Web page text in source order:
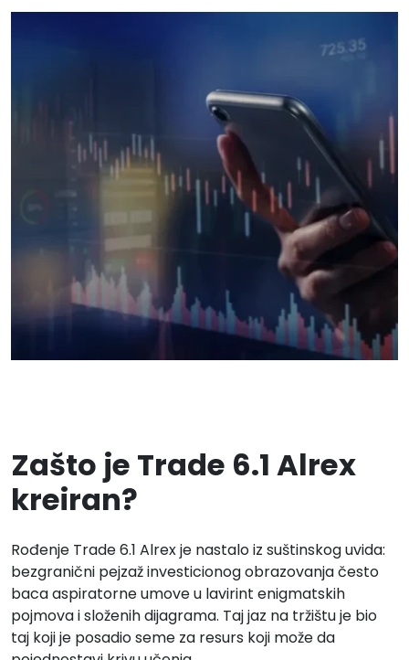
Zašto je Trade 6.1 Alrex
kreiran?
Rođenje Trade 6.1 Alrex je nastalo iz suštinskog uvida:
bezgranični pejzaž investicionog obrazovanja često
baca aspiratorne umove u lavirint enigmatskih
pojmova i složenih dijagrama. Taj jaz na tržištu je bio
taj koji je posadio seme za resurs koji može da